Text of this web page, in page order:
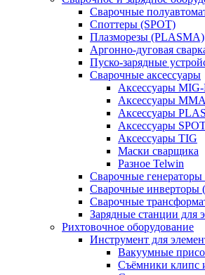
Сварочные
Споттеры (SPOT)
Плазморезы (PLASMA)
Аргонно-дуговая
Пуско-зарядные
Сварочные аксессуары
Аксессуары
Аксессуары MMA
Аксессуары
Аксессуары
Аксессуары TIG
Маски сварщика
Разное Telwin
Сварочные
Сварочные инверторы
Сварочные
Зарядные станции для
Рихтовочное оборудование
Инструмент для
Вакуумные
Съёмники клипс